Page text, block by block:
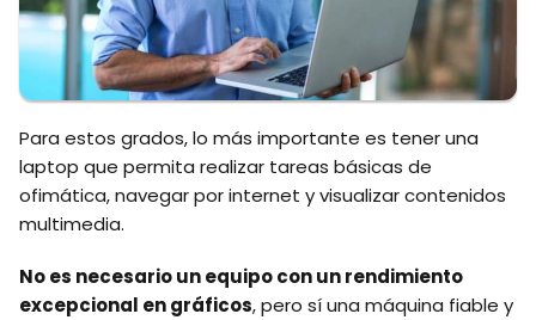
Para estos grados, lo más importante es tener una
laptop que permita realizar tareas básicas de
ofimática, navegar por internet y visualizar contenidos
multimedia.
No es necesario un equipo con un rendimiento
excepcional en gráficos, pero sí una máquina fiable y